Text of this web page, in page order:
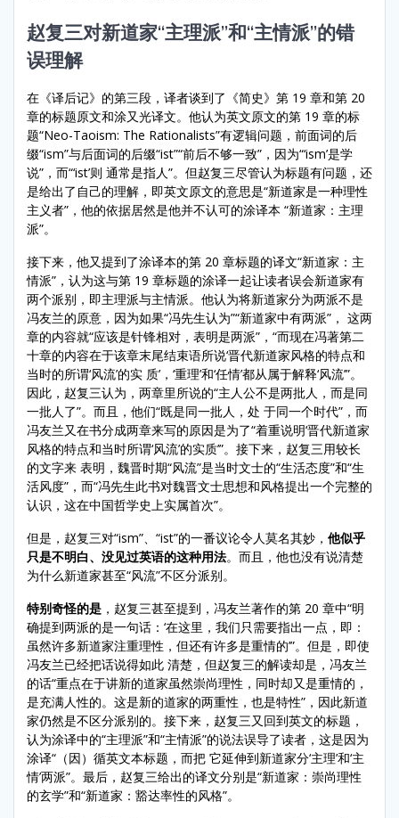
赵复三对新道家“主理派”和“主情派”的错
误理解
在《译后记》的第三段，译者谈到了《简史》第 19 章和第 20
章的标题原文和涂又光译文。他认为英文原文的第 19 章的标
题“Neo-Taoism: The Rationalists”有逻辑问题，前面词的后
缀“ism”与后面词的后缀“ist”“前后不够一致”，因为“‘ism’是学
说”，而“‘ist’则 通常是指人”。但赵复三尽管认为标题有问题，还
是给出了自己的理解，即英文原文的意思是“新道家是一种理性
主义者”，他的依据居然是他并不认可的涂译本 “新道家：主理
派”。
接下来，他又提到了涂译本的第 20 章标题的译文“新道家：主
情派”，认为这与第 19 章标题的涂译一起让读者误会新道家有
两个派别，即主理派与主情派。他认为将新道家分为两派不是
冯友兰的原意，因为如果“冯先生认为”“新道家中有两派”， 这两
章的内容就“应该是针锋相对，表明是两派”，“而现在冯著第二
十章的内容在于该章末尾结束语所说‘晋代新道家风格的特点和
当时的所谓‘风流’的实 质’，‘重理’和‘任情’都从属于解释‘风流’”。
因此，赵复三认为，两章里所说的“主人公不是两批人，而是同
一批人了”。而且，他们“既是同一批人，处 于同一个时代”，而
冯友兰又在书分成两章来写的原因是为了“着重说明‘晋代新道家
风格的特点和当时所谓‘风流’的实质’”。接下来，赵复三用较长
的文字来 表明，魏晋时期“风流”是当时文士的“生活态度”和“生
活风度”，而“冯先生此书对魏晋文士思想和风格提出一个完整的
认识，这在中国哲学史上实属首次”。
但是，赵复三对“ism”、“ist”的一番议论令人莫名其妙， 他似乎
只是不明白、没见过英语的这种用法。而且，他也没有说清楚
为什么新道家甚至“风流”不区分派别。
特别奇怪的是 ，赵复三甚至提到，冯友兰著作的第 20 章中“明
确提到两派的是一句话：‘在这里，我们只需要指出一点，即：
虽然许多新道家注重理性，但还有许多是重情的’”。但是，即使
冯友兰已经把话说得如此 清楚，但赵复三的解读却是，冯友兰
的话“重点在于讲新的道家虽然崇尚理性，同时却又是重情的，
是充满人性的。这是新的道家的两重性，也是特性”，因此新道
家仍然是不区分派别的。接下来，赵复三又回到英文的标题，
认为涂译中的“主理派”和“主情派”的说法误导了读者，这是因为
涂译“（因）循英文本标题，而把 它延伸到新道家分‘主理’和‘主
情’两派”。最后，赵复三给出的译文分别是“新道家：崇尚理性
的玄学”和“新道家：豁达率性的风格”。